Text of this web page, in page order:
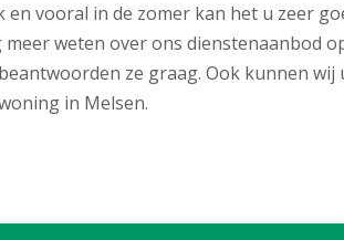
vooral in de zomer kan het u zeer
weten over ons dienstenaanbod
ze graag. Ook kunnen
in Melsen.